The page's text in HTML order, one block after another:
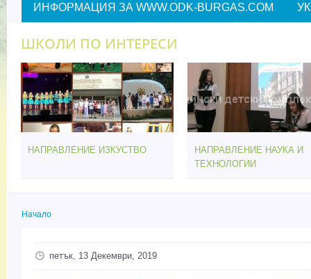
ИНФОРМАЦИЯ ЗА WWW.ODK-BURGAS.COM
ШКОЛИ ПО ИНТЕРЕСИ
НАПРАВЛЕНИЕ ИЗКУСТВО
НАПРАВЛЕНИЕ НАУКА И
ТЕХНОЛОГИИ
Начало
петък, 13 Декември, 2019